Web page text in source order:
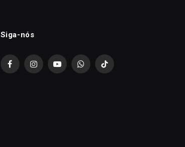
Siga-nós
FacebookInstagramYouTubeWhatsAppTikTok